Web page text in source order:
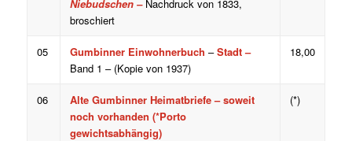
Niebudschen – Nachdruck von 1833,
broschiert
05 Gumbinner Einwohnerbuch –Stadt –
Band 1 – (Kopie von 1937)
18,00
06
Alte Gumbinner Heimatbriefe – soweit
noch vorhanden (*Porto
gewichtsabhängig)
(*)